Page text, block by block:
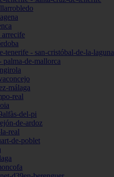
arrecife
tenerife - san-cristóbal-de-la-laguna
palma-de-mallorca
málaga
real
del-pi
de-ardoz
real
de-poblet